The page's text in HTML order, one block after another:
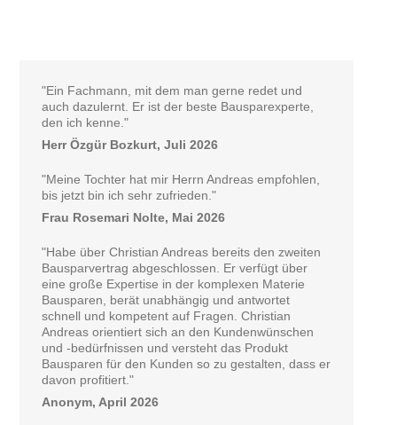
"Ein Fachmann, mit dem man gerne redet und
auch dazulernt. Er ist der beste Bausparexperte,
den ich kenne."
Herr Özgür Bozkurt, Juli 2026
"Meine Tochter hat mir Herrn Andreas empfohlen,
bis jetzt bin ich sehr zufrieden."
Frau Rosemari Nolte, Mai 2026
"Habe über Christian Andreas bereits den zweiten
Bausparvertrag abgeschlossen. Er verfügt über
eine große Expertise in der komplexen Materie
Bausparen, berät unabhängig und antwortet
schnell und kompetent auf Fragen. Christian
Andreas orientiert sich an den Kundenwünschen
und -bedürfnissen und versteht das Produkt
Bausparen für den Kunden so zu gestalten, dass er
davon profitiert."
Anonym, April 2026